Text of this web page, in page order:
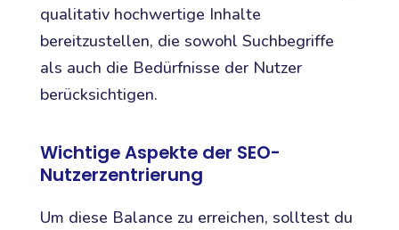
qualitativ hochwertige Inhalte
bereitzustellen, die sowohl Suchbegriffe
als auch die Bedürfnisse der Nutzer
berücksichtigen.
Wichtige Aspekte der SEO-
Nutzerzentrierung
Um diese Balance zu erreichen, solltest du